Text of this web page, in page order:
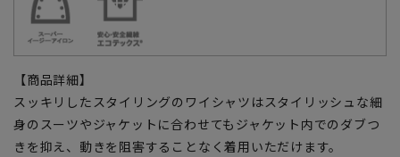
【商品詳細】
スッキリしたスタイリングのワイシャツはスタイリッシュな細
身のスーツやジャケットに合わせてもジャケット内でのダブつ
きを抑え、動きを阻害することなく着用いただけます。